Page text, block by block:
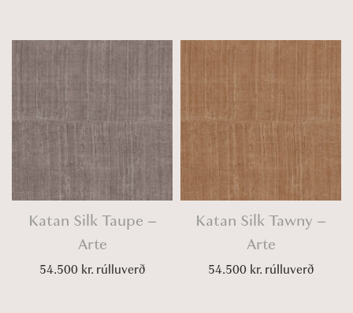
Katan Silk Taupe –
Arte
54.500 kr.rúlluverð
Katan Silk Tawny –
Arte
54.500 kr.rúlluverð